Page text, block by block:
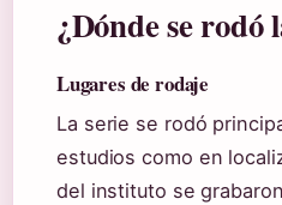
¿Dónde se rodó
Lugares de rodaje
La serie se rodó
estudios como en
del instituto se